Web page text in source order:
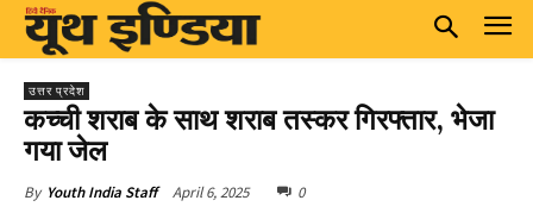
उत्तर प्रदेश
कच्ची शराब के साथ शराब तस्कर गिरफ्तार, भेजा
गया जेल
By Youth India Staff April 6, 2025 0